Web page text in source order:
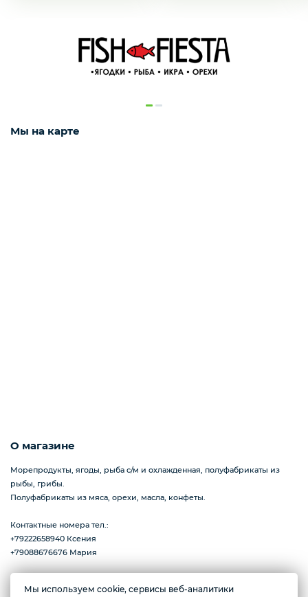
Утки
Мороженое
Наш канал в Telegram!
ЖМИ СЮДА ДЛЯ ПЕРЕХОДА
Мы на карте
О магазине
Морепродукты, ягоды, рыба с/м и охлажденная, полуфабрикаты из
рыбы, грибы.
Полуфабрикаты из мяса, орехи, масла, конфеты.
Контактные номера тел.:
+79222658940 Ксения
+79088676676 Мария
Мы используем cookie, сервисы веб-аналитики